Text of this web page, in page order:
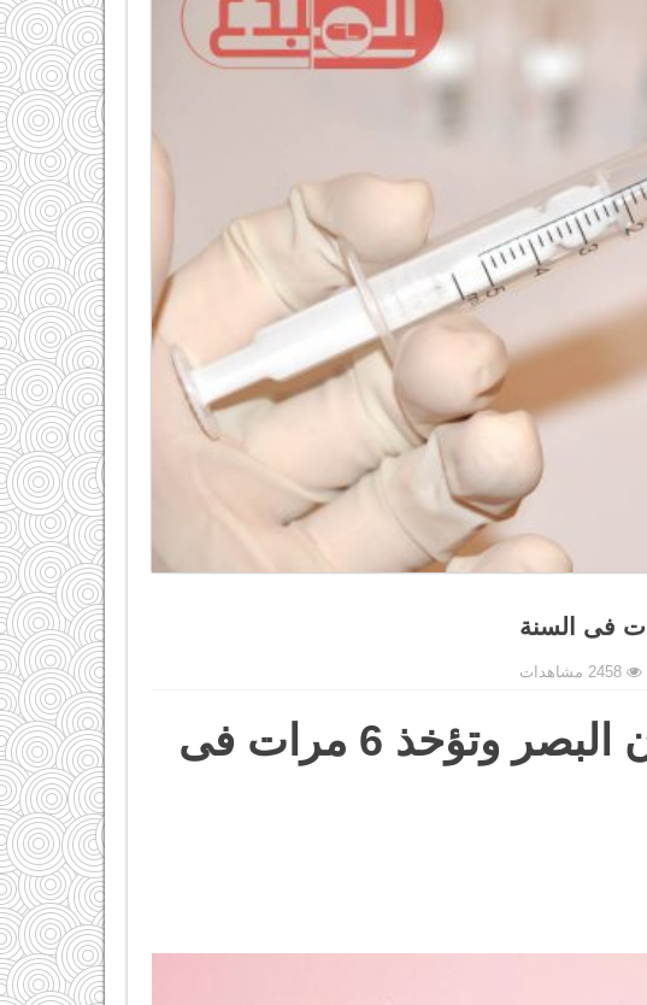
2458 مشاهدات
ابتكار حقنة تحمى من فقدان البصر وتؤخذ 6 مرات فى